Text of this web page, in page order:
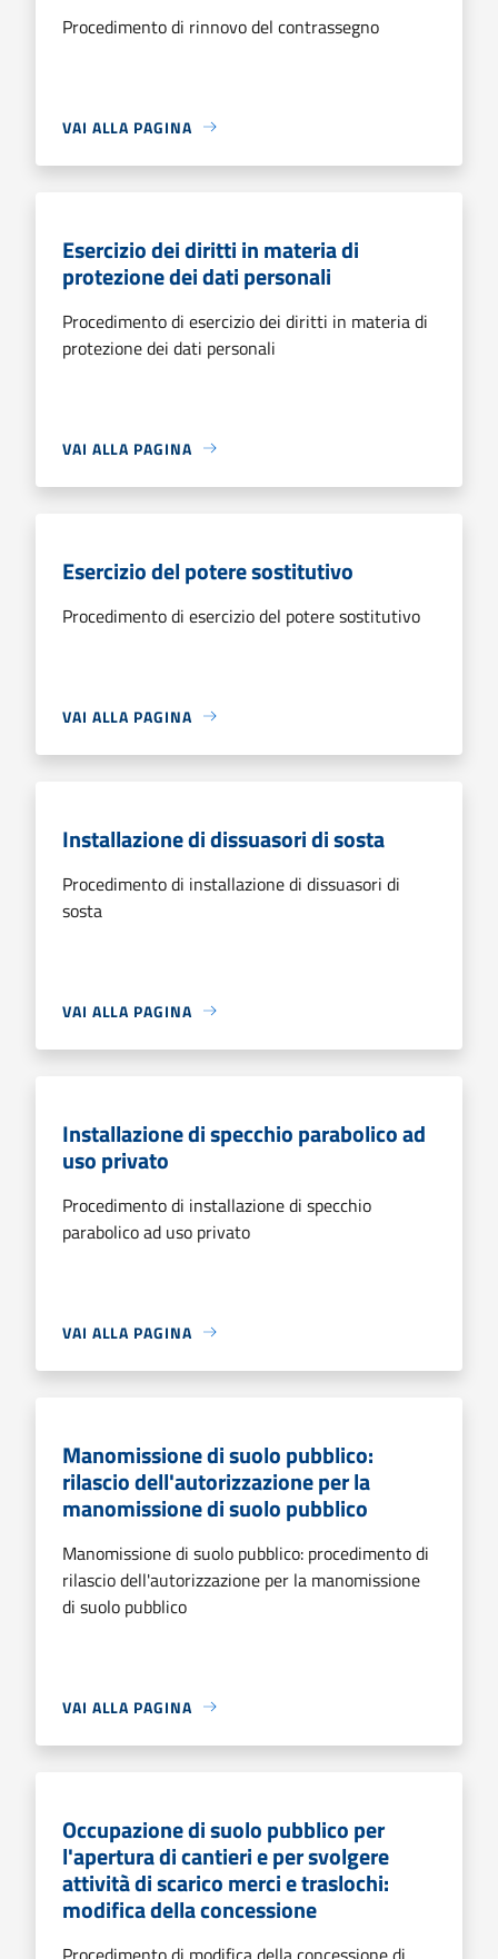
Procedimento di rinnovo del contrassegno
VAI ALLA PAGINA
Esercizio dei diritti in materia di
protezione dei dati personali
Procedimento di esercizio dei diritti in materia di
protezione dei dati personali
VAI ALLA PAGINA
Esercizio del potere sostitutivo
Procedimento di esercizio del potere sostitutivo
VAI ALLA PAGINA
Installazione di dissuasori di sosta
Procedimento di installazione di dissuasori di
sosta
VAI ALLA PAGINA
Installazione di specchio parabolico ad
uso privato
Procedimento di installazione di specchio
parabolico ad uso privato
VAI ALLA PAGINA
Manomissione di suolo pubblico:
rilascio dell'autorizzazione per la
manomissione di suolo pubblico
Manomissione di suolo pubblico: procedimento di
rilascio dell'autorizzazione per la manomissione
di suolo pubblico
VAI ALLA PAGINA
Occupazione di suolo pubblico per
l'apertura di cantieri e per svolgere
attività di scarico merci e traslochi:
modifica della concessione